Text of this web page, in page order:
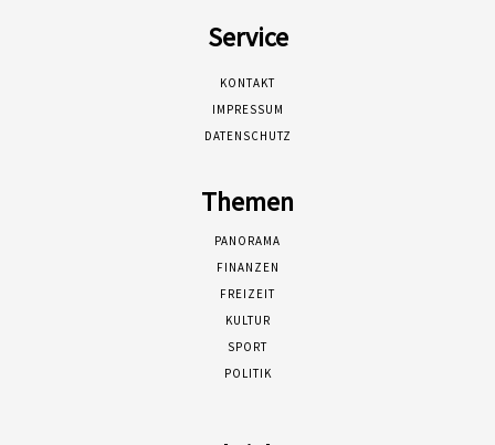
Service
KONTAKT
IMPRESSUM
DATENSCHUTZ
Themen
PANORAMA
FINANZEN
FREIZEIT
KULTUR
SPORT
POLITIK